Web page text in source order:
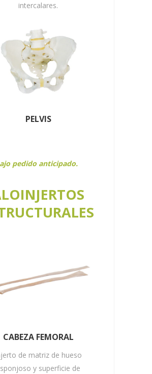
intercalares.
PELVIS
pedido anticipado.
CABEZA FEMORAL
de matriz de hueso
y superficie de